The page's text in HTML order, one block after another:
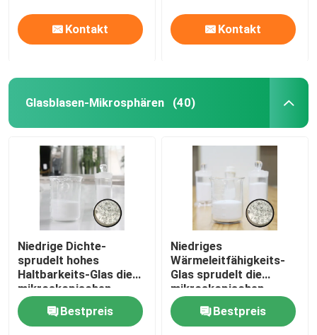
Kontakt Kontakt
Glasblasen-Mikrosphären (40)
Niedrige Dichte-
sprudelt hohes
Haltbarkeits-Glas die
mikroskopischen
Mikrosphären
Bestpreis
Niedriges
Wärmeleitfähigkeits-
Glas sprudelt die
mikroskopischen
Mikrosphären
Bestpreis